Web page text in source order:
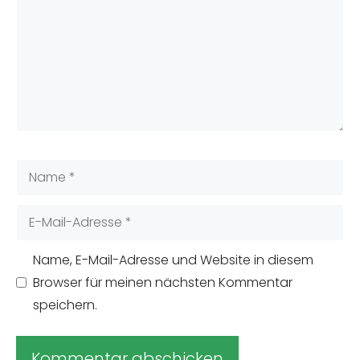
Name
Adresse
Name, E-Mail-Adresse und Website in diesem
Browser für meinen nächsten Kommentar
speichern.